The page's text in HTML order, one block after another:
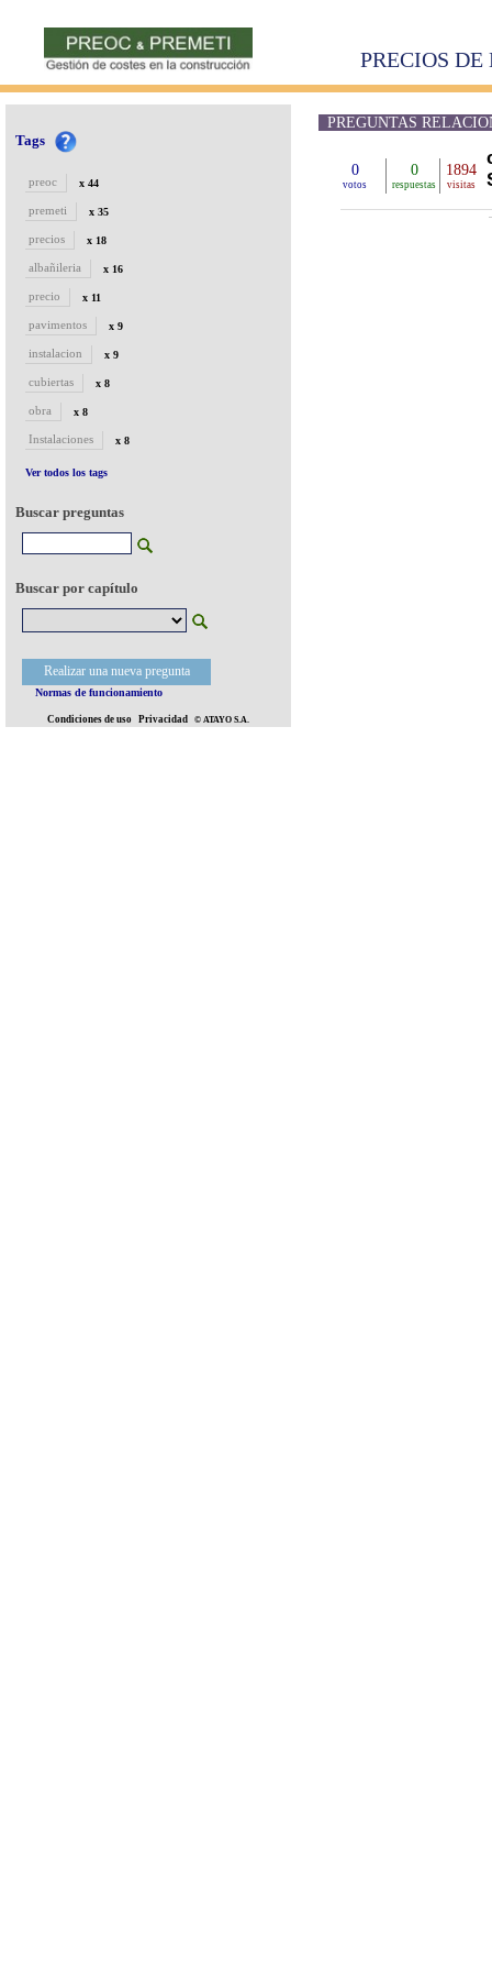
PRECIOS
Tags
preoc x 44
premeti x 35
precios x 18
albañileria x 16
precio x 11
pavimentos x 9
instalacion x 9
cubiertas x 8
obra x 8
Instalaciones x 8
Ver todos los tags
Buscar preguntas
Buscar por capítulo
Realizar una nueva pregunta
Normas de funcionamiento
Condiciones de uso Privacidad © ATAYO S.A.
PREGUNTAS
0
votos
0
respuestas
1894
visitas